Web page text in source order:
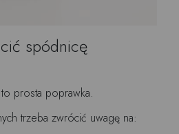
spódnicę
prosta poprawka.
trzeba zwrócić uwagę na: